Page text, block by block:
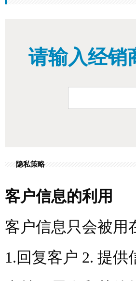
请输入经销
隐私策略
客户信息的利用
客户信息只会被用
1.回复客户 2. 提